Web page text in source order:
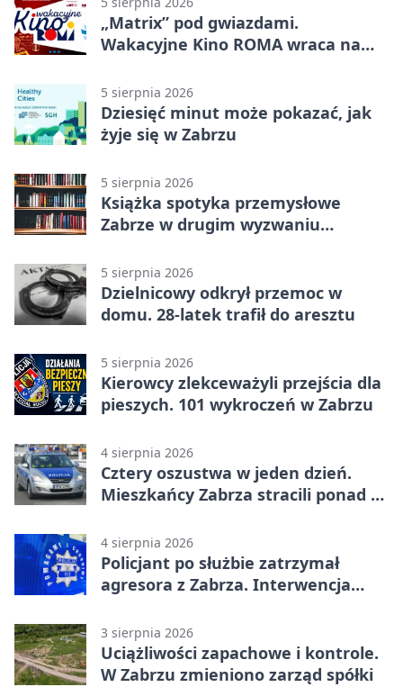
„Matrix” pod gwiazdami.
Wakacyjne Kino ROMA wraca na
5 sierpnia 2026
Dziesięć minut może pokazać, jak
żyje się w Zabrzu
5 sierpnia 2026
Książka spotyka przemysłowe
Zabrze w drugim wyzwaniu
5 sierpnia 2026
Dzielnicowy odkrył przemoc w
domu. 28-latek trafił do aresztu
5 sierpnia 2026
Kierowcy zlekceważyli przejścia dla
pieszych. 101 wykroczeń w Zabrzu
4 sierpnia 2026
Cztery oszustwa w jeden dzień.
Mieszkańcy Zabrza stracili ponad 6
4 sierpnia 2026
Policjant po służbie zatrzymał
agresora z Zabrza. Interwencja
3 sierpnia 2026
Uciążliwości zapachowe i kontrole.
W Zabrzu zmieniono zarząd spółki